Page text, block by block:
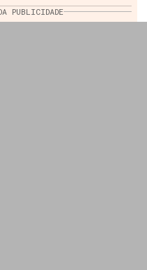
PUBLICIDADE